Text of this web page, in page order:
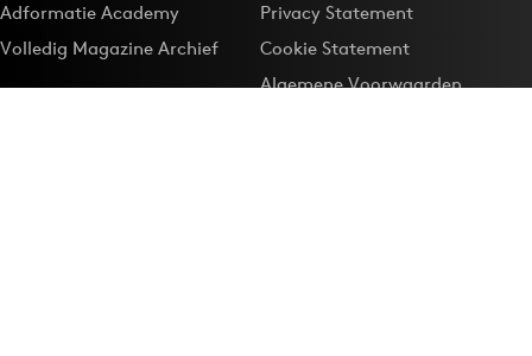
Adformatie Academy
Volledig Magazine Archief
Privacy Statement
Cookie Statement
Algemene Voorwaarden